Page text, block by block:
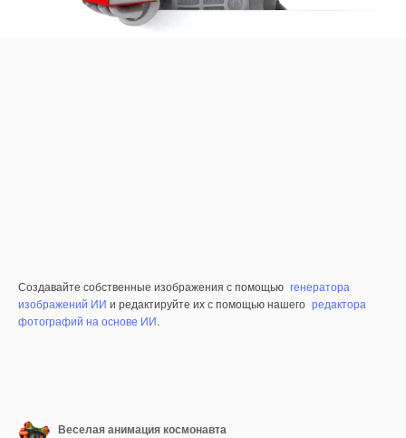
Создавайте собственные изображения с помощью генератора
изображений ИИ и редактируйте их с помощью нашего редактора
фотографий на основе ИИ.
Веселая анимация космонавта